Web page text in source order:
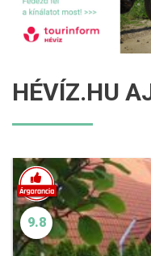
HÉVÍZ.HU
9.8